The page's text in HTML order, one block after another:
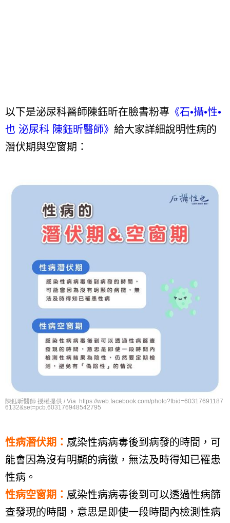
以下是泌尿科醫師陳鈺昕在臉書粉專 《石•攝•性•
也 泌尿科 陳鈺昕醫師》 給大家詳細說明性病的
潛伏期與空窗期：
陳鈺昕醫師 授權提供 / Via https://web.facebook.com/photo?fbid=60317691187
6132&set=pcb.603176948542795
性病潛伏期： 感染性病病毒後到病發的時間，可
能會因為沒有明顯的病徵，無法及時得知已罹患
性病。
性病空窗期： 感染性病病毒後到可以透過性病篩
查發現的時間，意思是即使一段時間內檢測性病